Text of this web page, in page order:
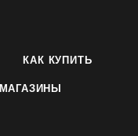
КАК КУПИТЬ
МАГАЗИНЫ